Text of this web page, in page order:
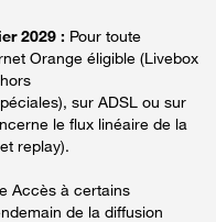
2029 : Pour toute
Orange éligible (Livebox
sur ADSL ou sur
le flux linéaire de la
replay).
Accès à certains
de la diffusion